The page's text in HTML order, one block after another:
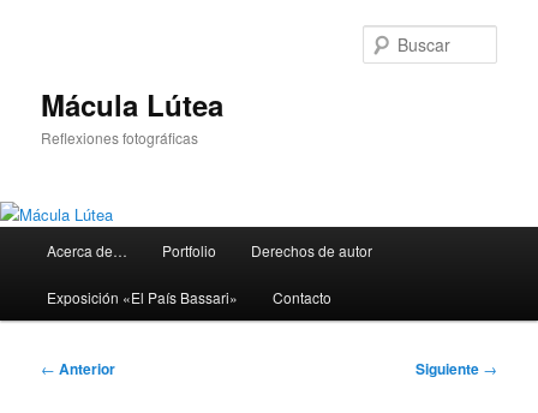
Mácula Lútea
Reflexiones fotográficas
principal
Acerca de… Portfolio Derechos de autor
Exposición «El País Bassari» Contacto
Navegación
← Anterior Siguiente →